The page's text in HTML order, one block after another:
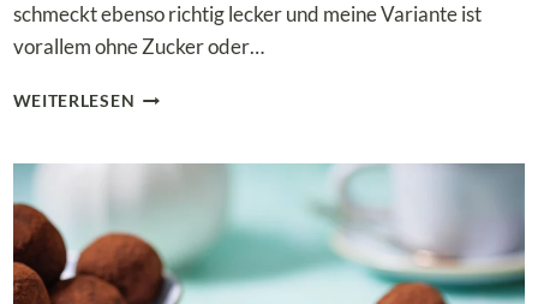
schmeckt ebenso richtig lecker und meine Variante ist
vorallem ohne Zucker oder…
WEITERLESEN LOW
SELBER
OHNE
ZUCKER